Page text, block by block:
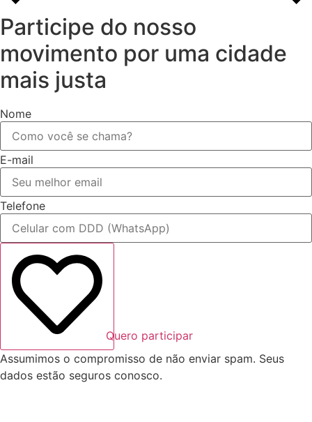
Participe do nosso
movimento por uma cidade
mais justa
Nome
E-mail
Telefone
Quero participar
Assumimos o compromisso de não enviar spam. Seus
dados estão seguros conosco.